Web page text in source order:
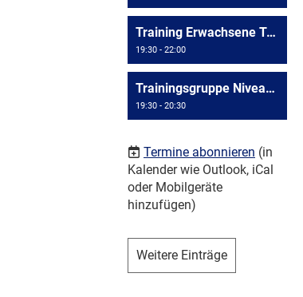
Training Erwachsene Triesen
19:30 - 22:00
Trainingsgruppe Niveau >= D4
19:30 - 20:30
Termine abonnieren (in
Kalender wie Outlook, iCal
oder Mobilgeräte
hinzufügen)
Weitere Einträge